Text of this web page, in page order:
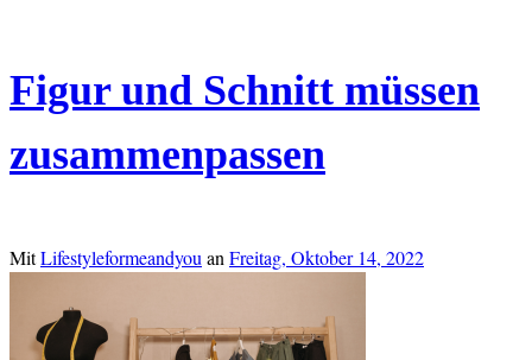
Figur und Schnitt müssen
zusammenpassen
MitLifestyleformeandyou an Freitag, Oktober 14, 2022